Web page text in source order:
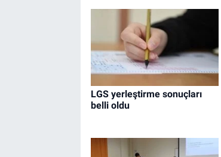
LGS yerleştirme sonuçları
belli oldu